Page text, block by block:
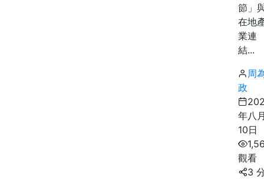
節」
在地
業連
結...
周
政
年八
10日
觀看
3